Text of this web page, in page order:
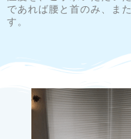
であれば腰と首のみ、ま
す。